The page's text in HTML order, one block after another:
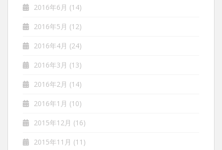
2016年6月 (14)
2016年5月 (12)
2016年4月 (24)
2016年3月 (13)
2016年2月 (14)
2016年1月 (10)
2015年12月 (16)
2015年11月 (11)